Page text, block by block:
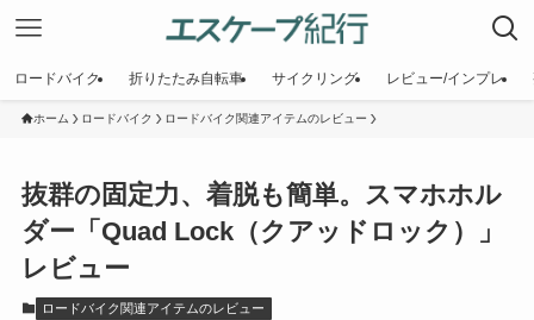
ロードバイク 折りたたみ自転車 サイクリング レビュー/インプレ
ホーム ロードバイク ロードバイク関連アイテムのレビュー
抜群の固定力、着脱も簡単。スマホホル
ダー「Quad Lock（クアッドロック）」
レビュー
ロードバイク関連アイテムのレビュー